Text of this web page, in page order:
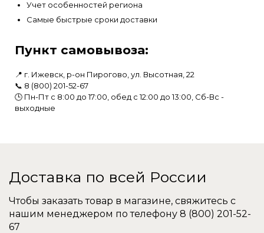
Учет особенностей региона
Самые быстрые сроки доставки
Пункт самовывоза:
📍 г. Ижевск, р-он Пирогово, ул. Высотная, 22
📞 8 (800) 201-52-67
🕒 Пн-Пт с 8:00 до 17:00, обед с 12:00 до 13:00, Сб-Вс -
выходные
Доставка по всей России
Чтобы заказать товар в магазине, свяжитесь с
нашим менеджером по телефону 8 (800) 201-52-
67